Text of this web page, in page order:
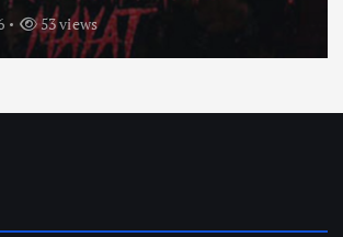
57 views